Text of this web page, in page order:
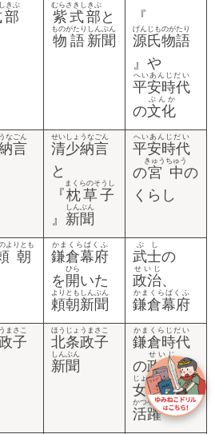
きぶ
紫式部
むらさきしきぶ
と
物語
ものがたり
新聞
しんぶん
『
源氏物語
げんじものがたり
』や
平安時代
へいあんじだい
の文化
ぶんか
言
なごん
清少納言
せいしょうなごん
と
『枕草子
まくらのそうし
』 新聞
しんぶん
平安時代
へいあんじだい
の宮中
きゅうちゅう
の
くらし
朝
よりとも
鎌倉幕府
かまくらばくふ
を 開
ひら
いた
頼朝
よりとも
新聞
しんぶん
武士
ぶし
の
政治
せいじ
、
鎌倉幕府
かまくらばくふ
子
まさこ
北条政子
ほうじょうまさこ
新聞
しんぶん
鎌倉時代
かまくらじだい
の政治
せいじ
や
女性
じょせい
の
活躍
かつやく